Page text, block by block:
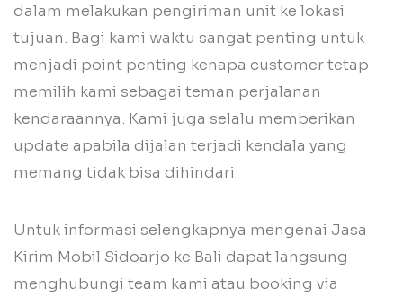
dalam melakukan pengiriman unit ke lokasi
tujuan. Bagi kami waktu sangat penting untuk
menjadi point penting kenapa customer tetap
memilih kami sebagai teman perjalanan
kendaraannya. Kami juga selalu memberikan
update apabila dijalan terjadi kendala yang
memang tidak bisa dihindari.
Untuk informasi selengkapnya mengenai Jasa
Kirim Mobil Sidoarjo ke Bali dapat langsung
menghubungi team kami atau booking via